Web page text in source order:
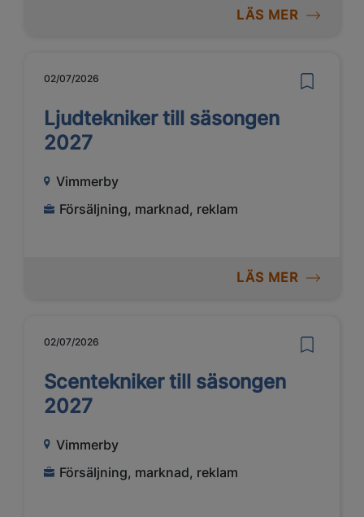
LÄS MER
02/07/2026
Ljudtekniker till säsongen
2027
Vimmerby
Försäljning, marknad, reklam
LÄS MER
02/07/2026
Scentekniker till säsongen
2027
Vimmerby
Försäljning, marknad, reklam